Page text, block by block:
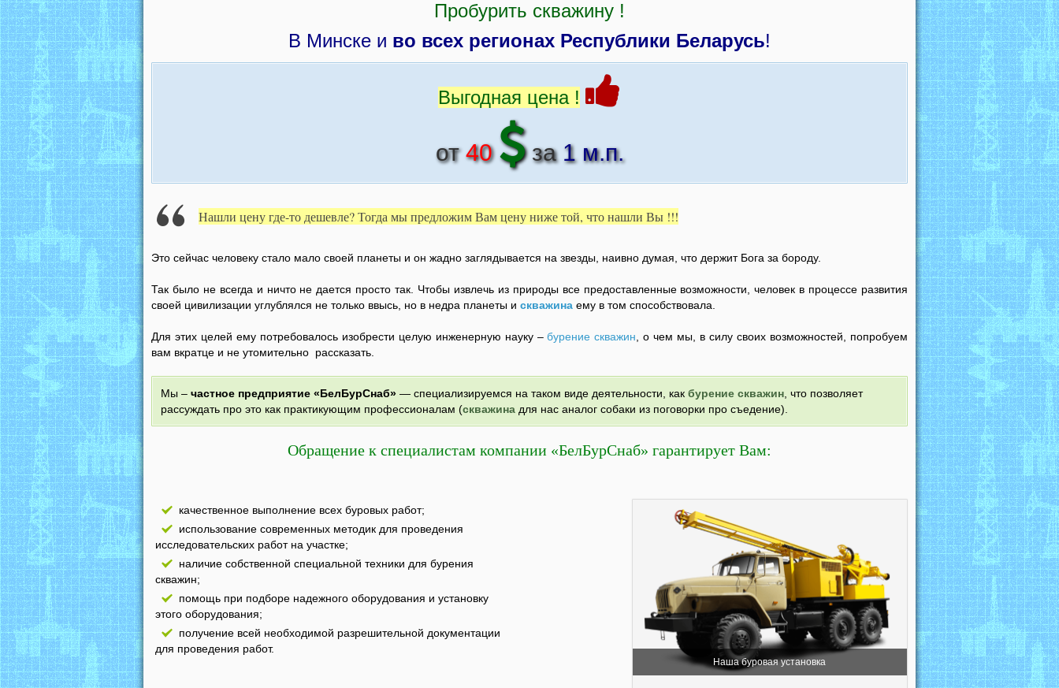
Пробурить скважину !
В Минске и во всех регионах Республики Беларусь!
Выгодная цена !
от40 за 1 м.п.
Нашли цену где-то дешевле? Тогда мы предложим Вам цену ниже той, что нашли Вы !!!
Это сейчас человеку стало мало своей планеты и он жадно заглядывается на звезды, наивно думая, что держит Бога за бороду.
Так было не всегда и ничто не дается просто так. Чтобы извлечь из природы все предоставленные возможности, человек в процессе развития
своей цивилизации углублялся не только ввысь, но в недра планеты и скважина ему в том способствовала.
Для этих целей ему потребовалось изобрести целую инженерную науку –бурение скважин , о чем мы, в силу своих возможностей, попробуем
вам вкратце и не утомительно рассказать.
Мы – частное предприятие «БелБурСнаб» — специализируемся на таком виде деятельности, как бурение скважин , что позволяет
рассуждать про это как практикующим профессионалам (скважина для нас аналог собаки из поговорки про съедение).
Обращение к специалистам компании «БелБурСнаб» гарантирует Вам:
качественное выполнение всех буровых работ;
использование современных методик для проведения
исследовательских работ на участке;
наличие собственной специальной техники для бурения
скважин;
помощь при подборе надежного оборудования и установку
этого оборудования;
получение всей необходимой разрешительной документации
для проведения работ.
Наша буровая установка